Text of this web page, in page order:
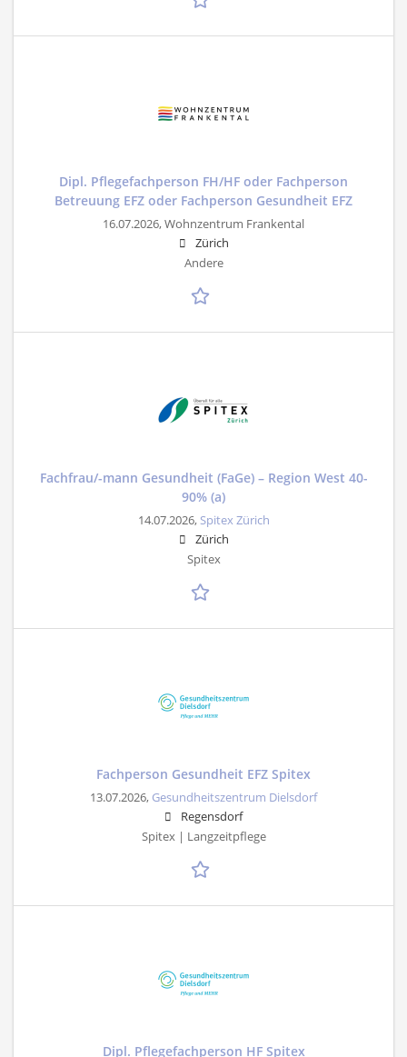
Dipl. Pflegefachperson FH/HF oder Fachperson
Betreuung EFZ oder Fachperson Gesundheit EFZ
16.07.2026,Wohnzentrum Frankental
Zürich
Andere
Fachfrau/-mann Gesundheit (FaGe) – Region West 40-
90% (a)
14.07.2026, Spitex Zürich
Zürich
Spitex
Fachperson Gesundheit EFZ Spitex
13.07.2026, Gesundheitszentrum Dielsdorf
Regensdorf
Spitex | Langzeitpflege
Dipl. Pflegefachperson HF Spitex